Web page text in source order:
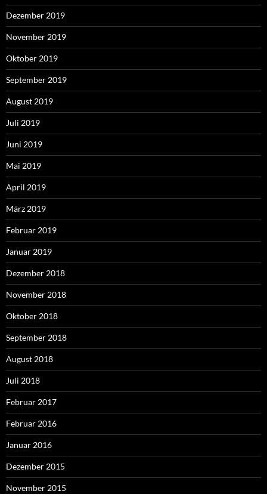
Dezember 2019
November 2019
Oktober 2019
September 2019
August 2019
Juli 2019
Juni 2019
Mai 2019
April 2019
März 2019
Februar 2019
Januar 2019
Dezember 2018
November 2018
Oktober 2018
September 2018
August 2018
Juli 2018
Februar 2017
Februar 2016
Januar 2016
Dezember 2015
November 2015